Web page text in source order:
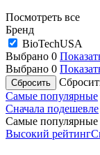
Посмотреть все
Бренд
BioTechUSA
Выбрано 0
Выбрано 0
Самые популярные
Сначала подешевле
Самые популярные
Высокий рейтинг